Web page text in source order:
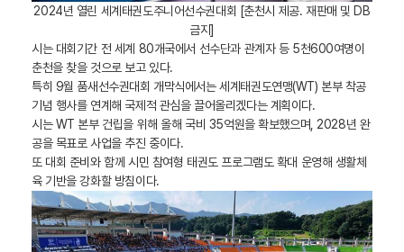
2024년 열린 세계태권도주니어선수권대회 [춘천시 제공. 재판매 및 DB
금지]
시는 대회기간 전 세계 80개국에서 선수단과 관계자 등 5천600여명이
춘천을 찾을 것으로 보고 있다.
특히 9월 품새선수권대회 개막식에서는 세계태권도연맹(WT) 본부 착공
기념 행사를 연계해 국제적 관심을 끌어올리겠다는 계획이다.
시는 WT 본부 건립을 위해 올해 국비 35억원을 확보했으며, 2028년 완
공을 목표로 사업을 추진 중이다.
또 대회 준비와 함께 시민 참여형 태권도 프로그램도 확대 운영해 생활체
육 기반을 강화할 방침이다.